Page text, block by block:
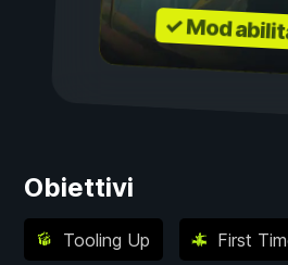
✓ Mod
Obiettivi
Tooling Up First